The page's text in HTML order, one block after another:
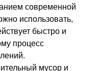
современной
использовать,
быстро и
процесс
мусор и